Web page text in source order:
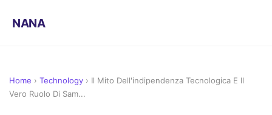
NANA
Home › Technology › Il Mito Dell'indipendenza Tecnologica E Il
Vero Ruolo Di Sam...